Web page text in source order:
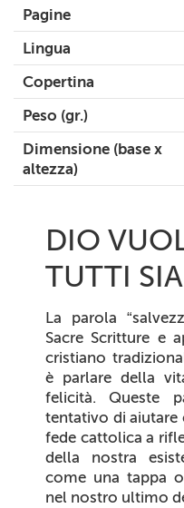
Pagine
Lingua
Copertina
Peso (gr.)
Dimensione (base x
altezza)
DIO
TUTTI
La parola
Sacre Scritture e
cristiano
è parlare della
felicità. Queste
tentativo di
fede cattolica a
della nostra
come una tappa
nel nostro ultimo